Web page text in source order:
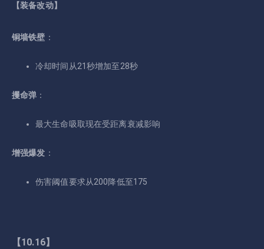
【装备改动】
铜墙铁壁 ：
冷却时间从21秒增加至28秒
攫命弹 ：
最大生命吸取现在受距离衰减影响
增强爆发 ：
伤害阈值要求从200降低至175
【10.16】